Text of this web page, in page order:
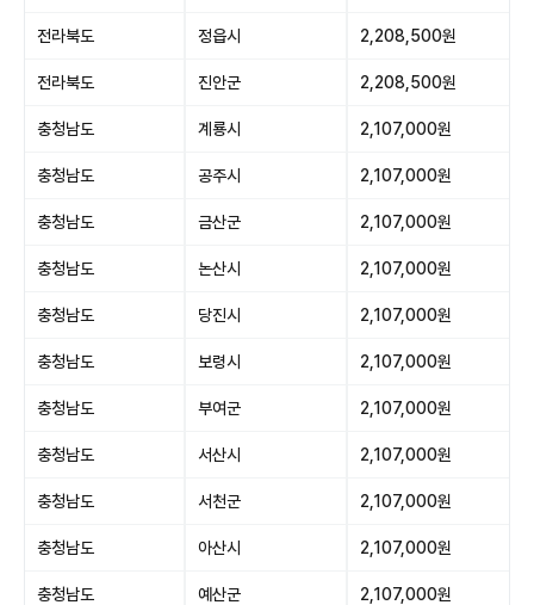
전라북도 정읍시 2,208,500원
전라북도 진안군 2,208,500원
충청남도 계룡시 2,107,000원
충청남도 공주시 2,107,000원
충청남도 금산군 2,107,000원
충청남도 논산시 2,107,000원
충청남도 당진시 2,107,000원
충청남도 보령시 2,107,000원
충청남도 부여군 2,107,000원
충청남도 서산시 2,107,000원
충청남도 서천군 2,107,000원
충청남도 아산시 2,107,000원
충청남도 예산군 2,107,000원